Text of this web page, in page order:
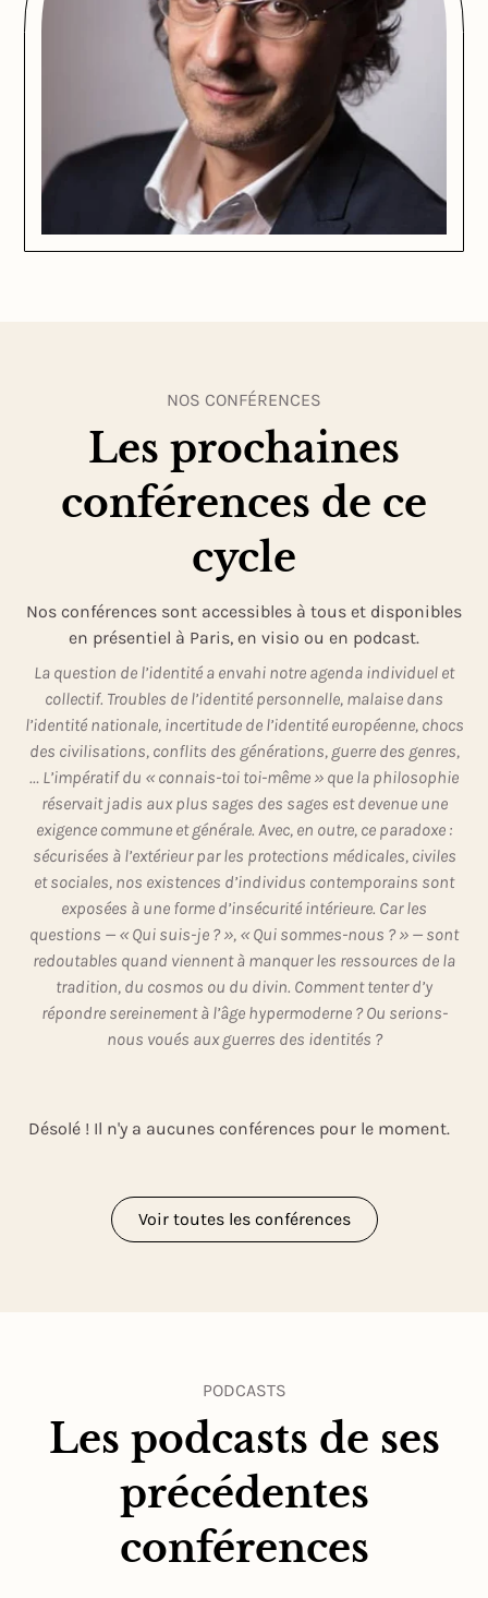
NOS CONFÉRENCES
Les prochaines
conférences de ce
cycle
Nos conférences sont accessibles à tous et disponibles
en présentiel à Paris, en visio ou en podcast.
La question de l’identité a envahi notre agenda individuel et
collectif. Troubles de l’identité personnelle, malaise dans
l’identité nationale, incertitude de l’identité européenne, chocs
des civilisations, conflits des générations, guerre des genres,
… L’impératif du « connais-toi toi-même » que la philosophie
réservait jadis aux plus sages des sages est devenue une
exigence commune et générale. Avec, en outre, ce paradoxe :
sécurisées à l’extérieur par les protections médicales, civiles
et sociales, nos existences d’individus contemporains sont
exposées à une forme d’insécurité intérieure. Car les
questions — « Qui suis-je ? », « Qui sommes-nous ? » — sont
redoutables quand viennent à manquer les ressources de la
tradition, du cosmos ou du divin. Comment tenter d’y
répondre sereinement à l’âge hypermoderne ? Ou serions-
nous voués aux guerres des identités ?
Désolé ! Il n'y a aucunes conférences pour le moment.
Voir toutes les conférences
PODCASTS
Les podcasts de ses
précédentes
conférences